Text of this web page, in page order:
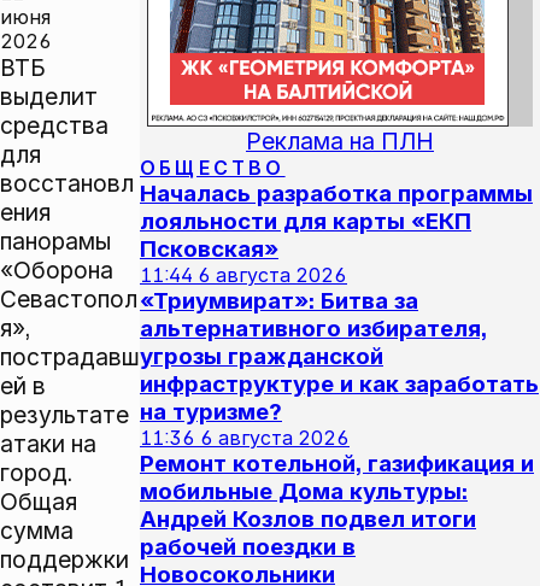
июня
2026
ВТБ
выделит
средства
для
восстановл
ения
панорамы
«Оборона
Севастопол
я»,
пострадавш
ей в
результате
атаки на
город.
Общая
сумма
поддержки
Реклама на ПЛН
ОБЩЕСТВО
Началась разработка программы
лояльности для карты «ЕКП
Псковская»
11:44 6 августа 2026
«Триумвират»: Битва за
альтернативного избирателя,
угрозы гражданской
инфраструктуре и как заработать
на туризме?
11:36 6 августа 2026
Ремонт котельной, газификация и
мобильные Дома культуры:
Андрей Козлов подвел итоги
рабочей поездки в
Новосокольники